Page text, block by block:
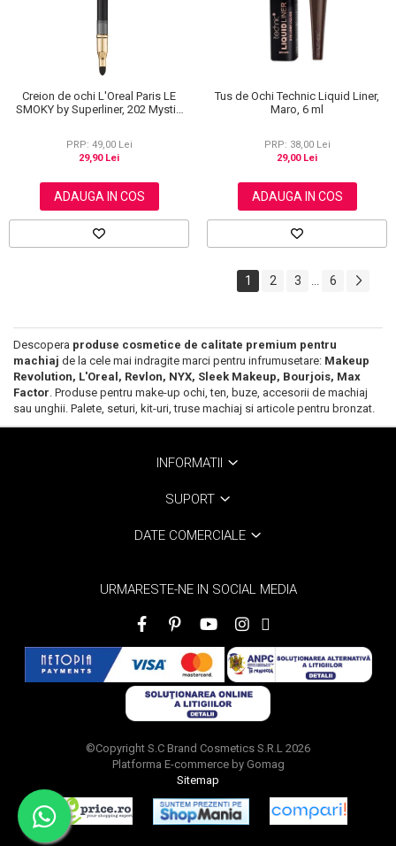
Creion de ochi L'Oreal Paris LE
SMOKY by Superliner, 202 Mystic
PRP: 49,00 Lei
29,90 Lei
ADAUGA IN COS
Tus de Ochi Technic Liquid Liner,
Maro, 6 ml
PRP: 38,00 Lei
29,00 Lei
ADAUGA IN COS
1 2 3 ... 6
Descopera produse cosmetice de calitate premium pentru
machiaj de la cele mai indragite marci pentru infrumusetare: Makeup
Revolution, L'Oreal, Revlon, NYX, Sleek Makeup, Bourjois, Max
Factor. Produse pentru make-up ochi, ten, buze, accesorii de machiaj
sau unghii. Palete, seturi, kit-uri, truse machiaj si articole pentru bronzat.
INFORMATII
SUPORT
DATE COMERCIALE
URMARESTE-NE IN SOCIAL MEDIA
©Copyright S.C Brand Cosmetics S.R.L 2026
Platforma E-commerce by Gomag
Sitemap